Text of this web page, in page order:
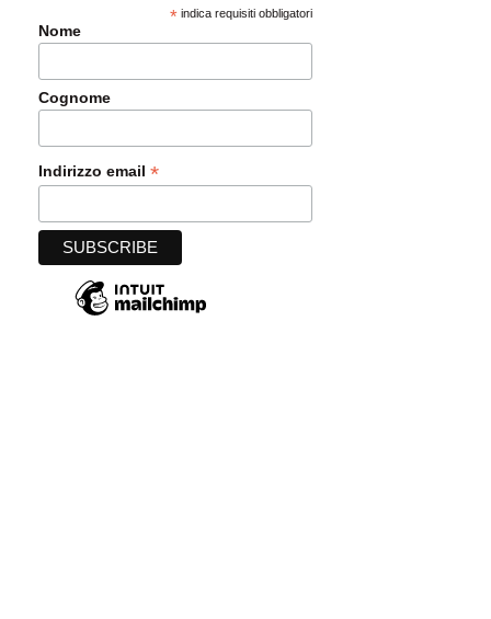
*indica requisiti obbligatori
Nome
Cognome
Indirizzo email *